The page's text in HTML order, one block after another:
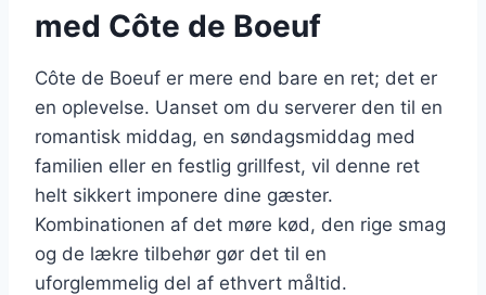
med Côte de Boeuf
Côte de Boeuf er mere end bare en ret; det er
en oplevelse. Uanset om du serverer den til en
romantisk middag, en søndagsmiddag med
familien eller en festlig grillfest, vil denne ret
helt sikkert imponere dine gæster.
Kombinationen af det møre kød, den rige smag
og de lækre tilbehør gør det til en
uforglemmelig del af ethvert måltid.